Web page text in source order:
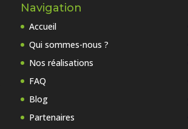
Navigation
Accueil
Qui sommes-nous ?
Nos réalisations
FAQ
Blog
Partenaires